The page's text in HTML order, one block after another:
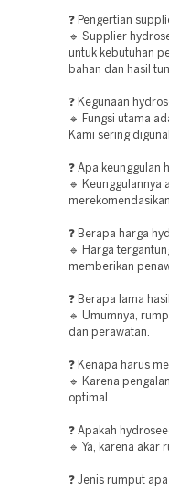
❓ Pengertian
🔹 Supplier
untuk kebutuhan
bahan dan hasil
❓ Kegunaan
🔹 Fungsi utama
Kami sering
❓ Apa
🔹 Keunggulannya
❓ Berapa harga
🔹 Harga
memberikan
❓ Berapa lama
🔹 Umumnya,
dan perawatan.
❓ Kenapa harus
🔹 Karena
optimal.
❓ Apakah
🔹 Ya, karena akar
❓ Jenis rumput